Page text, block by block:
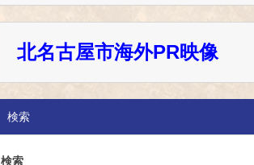
北名古屋市海外PR映像
検索
検索